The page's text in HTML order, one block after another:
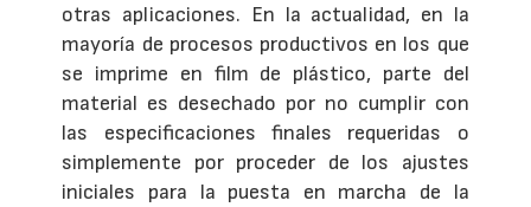
otras aplicaciones. En la actualidad, en la
mayoría de procesos productivos en los que
se imprime en film de plástico, parte del
material es desechado por no cumplir con
las especificaciones finales requeridas o
simplemente por proceder de los ajustes
iniciales para la puesta en marcha de la